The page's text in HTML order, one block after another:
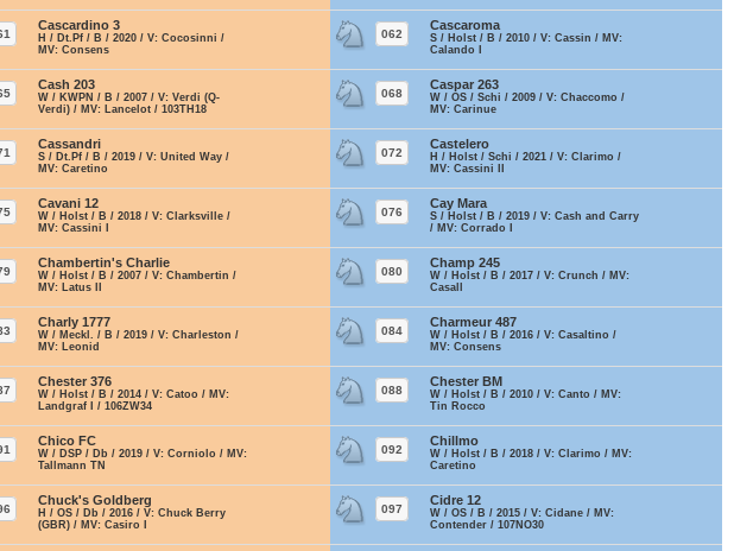
Cascardino 3
H / Dt.Pf / B / 2020 / V: Cocosinni /
MV: Consens
062
Cascaroma
S / Holst / B / 2010 / V: Cassin / MV:
Calando I
Cash 203
W / KWPN / B / 2007 / V: Verdi (Q-
Verdi) / MV: Lancelot / 103TH18
068
Caspar 263
W / OS / Schi / 2009 / V: Chaccomo /
MV: Carinue
Cassandri
S / Dt.Pf / B / 2019 / V: United Way /
MV: Caretino
072
Castelero
H / Holst / Schi / 2021 / V: Clarimo /
MV: Cassini II
Cavani 12
W / Holst / B / 2018 / V: Clarksville /
MV: Cassini I
076
Cay Mara
S / Holst / B / 2019 / V: Cash and Carry
/ MV: Corrado I
Chambertin's Charlie
W / Holst / B / 2007 / V: Chambertin /
MV: Latus II
080
Champ 245
W / Holst / B / 2017 / V: Crunch / MV:
Casall
Charly 1777
W / Meckl. / B / 2019 / V: Charleston /
MV: Leonid
084
Charmeur 487
W / Holst / B / 2016 / V: Casaltino /
MV: Consens
Chester 376
W / Holst / B / 2014 / V: Catoo / MV:
Landgraf I / 106ZW34
088
Chester BM
W / Holst / B / 2010 / V: Canto / MV:
Tin Rocco
Chico FC
W / DSP / Db / 2019 / V: Corniolo / MV:
Tallmann TN
092
Chillmo
W / Holst / B / 2018 / V: Clarimo / MV:
Caretino
Chuck's Goldberg
H / OS / Db / 2016 / V: Chuck Berry
(GBR) / MV: Casiro I
097
Cidre 12
W / OS / B / 2015 / V: Cidane / MV:
Contender / 107NO30